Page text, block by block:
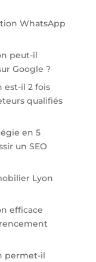
WhatsApp
peut-il
Google ?
est-il 2 fois
qualifiés
en 5
un SEO
Lyon
efficace
permet-il